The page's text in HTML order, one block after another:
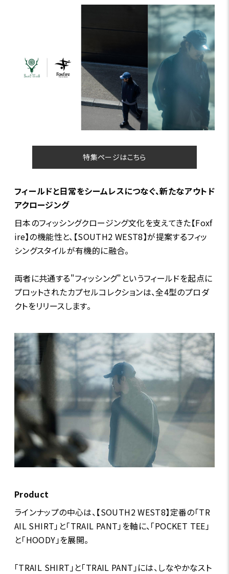
特集ページはこちら
フィールドと日常をシームレスにつなぐ、新たなアウトド
アクロージング
日本のフィッシングクロージング文化を支えてきた【Foxf
ire】の機能性と、【SOUTH2 WEST8】が提案するフィッ
シングスタイルが有機的に融合。
両者に共通する"フィッシング"というフィールドを起点に
プロットされたカプセルコレクションは、全4型のプロダ
クトをリリースします。
Product
ラインナップの中心は、【SOUTH2 WEST8】定番の「TR
AIL SHIRT」と「TRAIL PANT」を軸に、「POCKET TEE」
と「HOODY」を展開。
「TRAIL SHIRT」と「TRAIL PANT」には、しなやかなスト